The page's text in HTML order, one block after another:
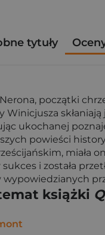
tytuły
początki
Winicjusza
ukochanej
powieści
miała
i została
wypowiedzianych
książki